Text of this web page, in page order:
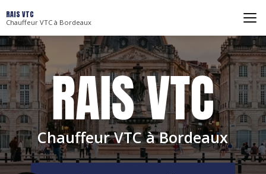
au
contenu
principal
RAIS VTC
Chauffeur VTC à Bordeaux
Chauffeur VTC à Bordeaux